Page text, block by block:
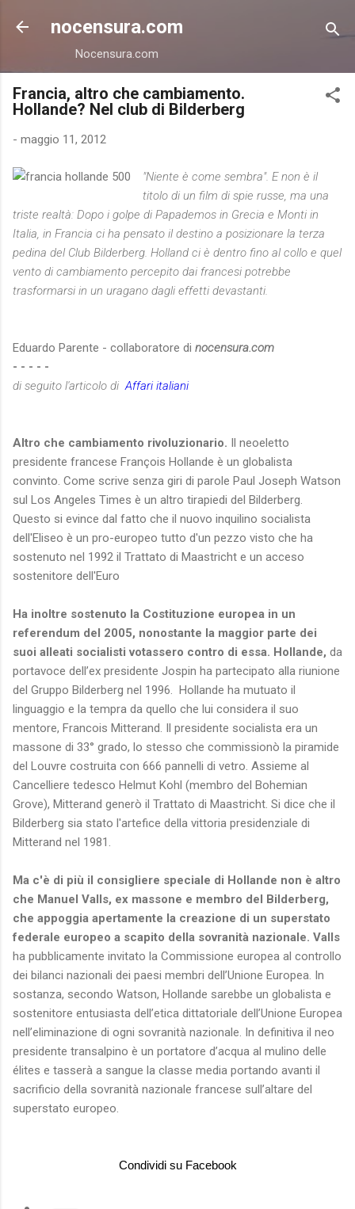
Passa ai contenuti principali
nocensura.com
Nocensura.com
Francia, altro che cambiamento.
Hollande? Nel club di Bilderberg
- maggio 11, 2012
"Niente è come sembra". E non è il
titolo di un film di spie russe, ma una
triste realtà: Dopo i golpe di Papademos in Grecia e Monti in
Italia, in Francia ci ha pensato il destino a posizionare la terza
pedina del Club Bilderberg. Holland ci è dentro fino al collo e quel
vento di cambiamento percepito dai francesi potrebbe
trasformarsi in un uragano dagli effetti devastanti.
Eduardo Parente - collaboratore di nocensura.com
- - - - -
di seguito l'articolo di Affari italiani
Altro che cambiamento rivoluzionario. Il neoeletto
presidente francese François Hollande è un globalista
convinto. Come scrive senza giri di parole Paul Joseph Watson
sul Los Angeles Times è un altro tirapiedi del Bilderberg.
Questo si evince dal fatto che il nuovo inquilino socialista
dell'Eliseo è un pro-europeo tutto d'un pezzo visto che ha
sostenuto nel 1992 il Trattato di Maastricht e un acceso
sostenitore dell'Euro
Ha inoltre sostenuto la Costituzione europea in un
referendum del 2005, nonostante la maggior parte dei
suoi alleati socialisti votassero contro di essa. Hollande, da
portavoce dell’ex presidente Jospin ha partecipato alla riunione
del Gruppo Bilderberg nel 1996. Hollande ha mutuato il
linguaggio e la tempra da quello che lui considera il suo
mentore, Francois Mitterand. Il presidente socialista era un
massone di 33° grado, lo stesso che commissionò la piramide
del Louvre costruita con 666 pannelli di vetro. Assieme al
Cancelliere tedesco Helmut Kohl (membro del Bohemian
Grove), Mitterand generò il Trattato di Maastricht. Si dice che il
Bilderberg sia stato l'artefice della vittoria presidenziale di
Mitterand nel 1981.
Ma c'è di più il consigliere speciale di Hollande non è altro
che Manuel Valls, ex massone e membro del Bilderberg,
che appoggia apertamente la creazione di un superstato
federale europeo a scapito della sovranità nazionale. Valls
ha pubblicamente invitato la Commissione europea al controllo
dei bilanci nazionali dei paesi membri dell’Unione Europea. In
sostanza, secondo Watson, Hollande sarebbe un globalista e
sostenitore entusiasta dell’etica dittatoriale dell’Unione Europea
nell’eliminazione di ogni sovranità nazionale. In definitiva il neo
presidente transalpino è un portatore d’acqua al mulino delle
élites e tasserà a sangue la classe media portando avanti il
sacrificio della sovranità nazionale francese sull’altare del
superstato europeo.
Condividi su Facebook